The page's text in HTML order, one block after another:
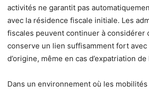
activités ne garantit pas
avec la résidence fiscale initiale. Les
fiscales peuvent continuer à considérer
conserve un lien suffisamment fort avec
d’origine, même en cas d’expatriation
Dans un environnement où les